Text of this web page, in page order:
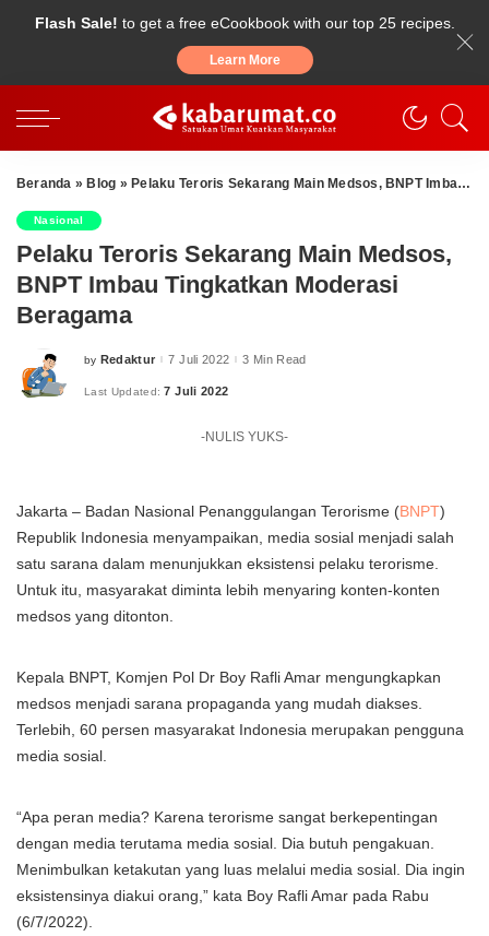
Flash Sale! to get a free eCookbook with our top 25 recipes.
Learn More
Beranda » Blog » Pelaku Teroris Sekarang Main Medsos, BNPT Imbau Tingkatkan Moderasi Beragama
Nasional
Pelaku Teroris Sekarang Main Medsos,
BNPT Imbau Tingkatkan Moderasi
Beragama
Posted
by Redaktur 7 Juli 2022 3 Min Read
Last Updated: 7 Juli 2022
-NULIS YUKS-
Jakarta – Badan Nasional Penanggulangan Terorisme (BNPT)
Republik Indonesia menyampaikan, media sosial menjadi salah
satu sarana dalam menunjukkan eksistensi pelaku terorisme.
Untuk itu, masyarakat diminta lebih menyaring konten-konten
medsos yang ditonton.
Kepala BNPT, Komjen Pol Dr Boy Rafli Amar mengungkapkan
medsos menjadi sarana propaganda yang mudah diakses.
Terlebih, 60 persen masyarakat Indonesia merupakan pengguna
media sosial.
“Apa peran media? Karena terorisme sangat berkepentingan
dengan media terutama media sosial. Dia butuh pengakuan.
Menimbulkan ketakutan yang luas melalui media sosial. Dia ingin
eksistensinya diakui orang,” kata Boy Rafli Amar pada Rabu
(6/7/2022).